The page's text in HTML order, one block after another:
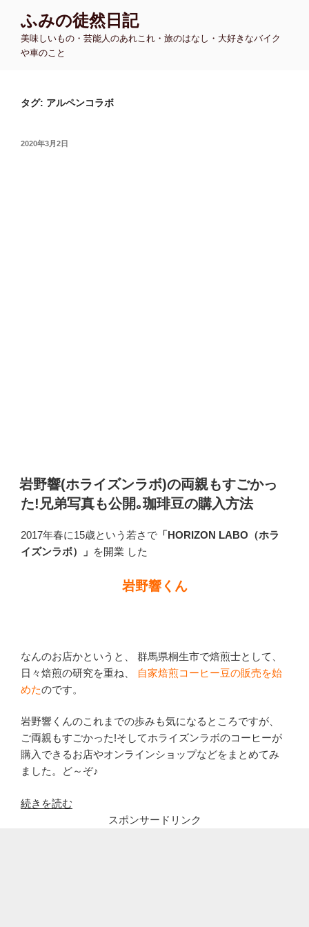
ふみの徒然日記
美味しいもの・芸能人のあれこれ・旅のはなし・大好きなバイク
や車のこと
タグ: アルペンコラボ
投
2020年3月2日
岩野響(ホライズンラボ)の両親もすごかっ
た!兄弟写真も公開｡珈琲豆の購入方法
2017年春に15歳という若さで 「HORIZON LABO（ホラ
イズンラボ）」 を開業 した
岩野響くん
なんのお店かというと、 群馬県桐生市で焙煎士として、
日々焙煎の研究を重ね、
自家焙煎コーヒー豆の販売を始
めたのです。
岩野響くんのこれまでの歩みも気になるところですが、
ご両親もすごかった!そしてホライズンラボのコーヒーが
購入できるお店やオンラインショップなどをまとめてみ
ました。ど～ぞ♪
“岩
続きを読む
スポンサードリンク